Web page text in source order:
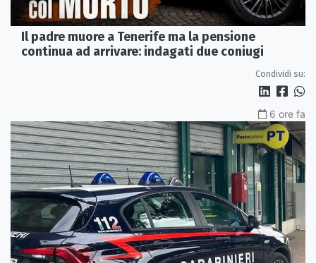
Il padre muore a Tenerife ma la pensione
continua ad arrivare: indagati due coniugi
Condividi su:
6 ore fa